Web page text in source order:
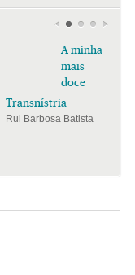
A minha
mais
doce
Transnístria
Rui Barbosa Batista